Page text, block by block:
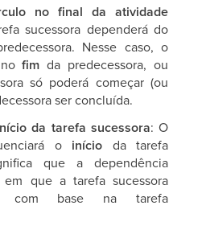
no final da atividade
sucessora dependerá do
Nesse caso, o
nofim da predecessora, ou
só poderá começar (ou
ser concluída.
da tarefa sucessora: O
o início da tarefa
que a dependência
que a tarefa sucessora
base na tarefa